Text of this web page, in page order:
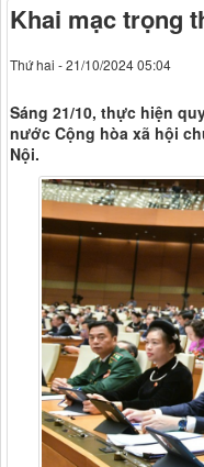
Khai mạc trọng
Thứ hai - 21/10/2024 05:04
Sáng 21/10, thực hiện
nước Cộng hòa xã hội
Nội.